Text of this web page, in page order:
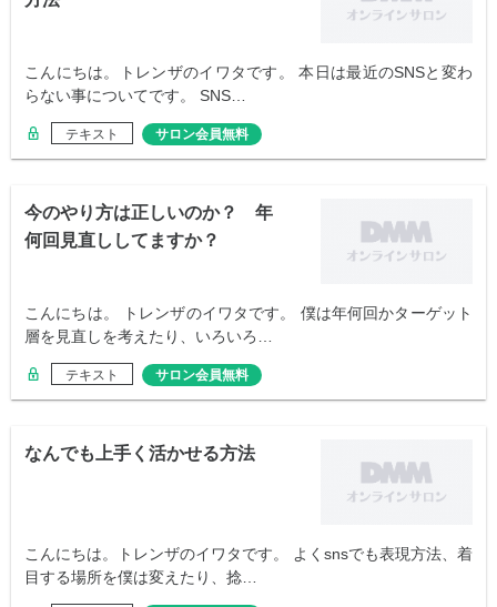
こんにちは。トレンザのイワタです。 本日は最近のSNSと変わ
らない事についてです。 SNS…
テキスト サロン会員無料
今のやり方は正しいのか？ 年
何回見直ししてますか？
こんにちは。 トレンザのイワタです。 僕は年何回かターゲット
層を見直しを考えたり、いろいろ…
テキスト サロン会員無料
なんでも上手く活かせる方法
こんにちは。トレンザのイワタです。 よくsnsでも表現方法、着
目する場所を僕は変えたり、捻…